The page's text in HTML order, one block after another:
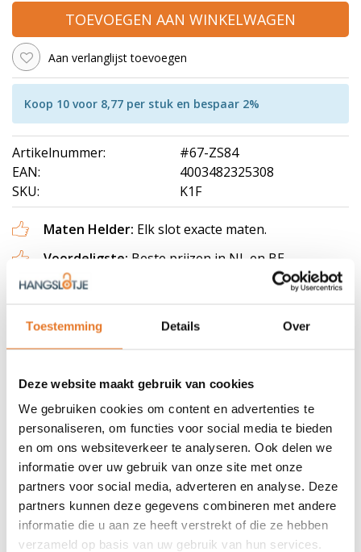
Toestemming Details Over
Deze website maakt gebruik van cookies
We gebruiken cookies om content en advertenties te
personaliseren, om functies voor social media te bieden
en om ons websiteverkeer te analyseren. Ook delen we
informatie over uw gebruik van onze site met onze
partners voor social media, adverteren en analyse. Deze
partners kunnen deze gegevens combineren met andere
informatie die u aan ze heeft verstrekt of die ze hebben
verzameld op basis van uw gebruik van hun services.
TOEVOEGEN AAN WINKELWAGEN
Aan verlanglijst toevoegen
Koop 10 voor 8,77 per stuk en bespaar 2%
Artikelnummer:
#67-ZS84
EAN:
4003482325308
SKU:
K1F
Maten Helder: Elk slot exacte maten.
Voordeligste: Beste prijzen in NL en BE
Topkwaliteit:
Altijd "hangend de beste".
Klantenservice van
INFORMATIE
Burgwächter Universele cilinder 10mm
Deze universele schijfjescilinder met
keersleutel is van het merk Burgwächter.
Hoogvast vernikkeld zinkspuitwerk
Met bevestigingsmoer
Grendel in een hoek van 90° verstelbaar